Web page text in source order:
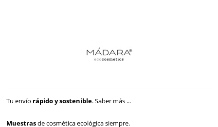
Tu envío rápido y sostenible.Saber más ...
Muestrasde cosmética ecológica siempre.